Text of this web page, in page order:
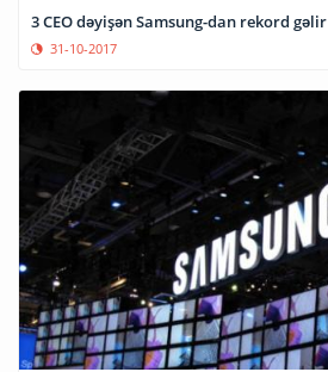
3 CEO dəyişən Samsung-dan rekord gəlir
31-10-2017